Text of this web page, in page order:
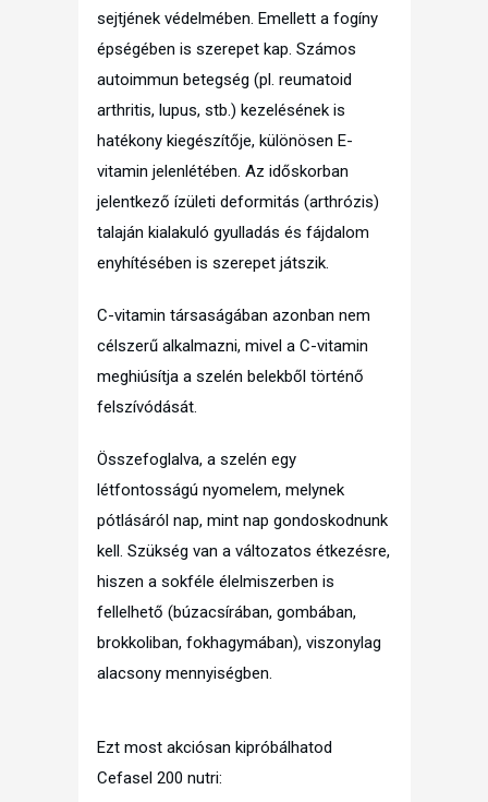
sejtjének védelmében. Emellett a fogíny
épségében is szerepet kap. Számos
autoimmun betegség (pl. reumatoid
arthritis, lupus, stb.) kezelésének is
hatékony kiegészítője, különösen E-
vitamin jelenlétében. Az időskorban
jelentkező ízületi deformitás (arthrózis)
talaján kialakuló gyulladás és fájdalom
enyhítésében is szerepet játszik.
C-vitamin társaságában azonban nem
célszerű alkalmazni, mivel a C-vitamin
meghiúsítja a szelén belekből történő
felszívódását.
Összefoglalva, a szelén egy
létfontosságú nyomelem, melynek
pótlásáról nap, mint nap gondoskodnunk
kell. Szükség van a változatos étkezésre,
hiszen a sokféle élelmiszerben is
fellelhető (búzacsírában, gombában,
brokkoliban, fokhagymában), viszonylag
alacsony mennyiségben.
Ezt most akciósan kipróbálhatod
Cefasel 200 nutri: